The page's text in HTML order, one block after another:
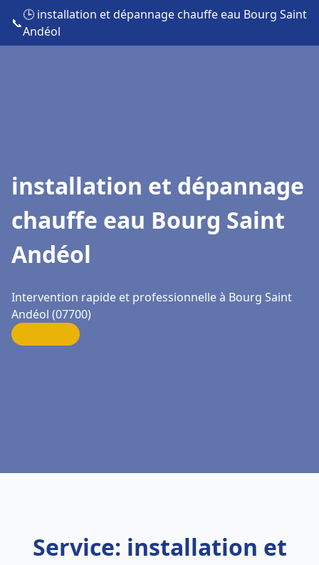
📞
🕒 installation et dépannage chauffe eau Bourg Saint
Andéol
installation et dépannage
chauffe eau Bourg Saint
Andéol
Intervention rapide et professionnelle à Bourg Saint
Andéol (07700)
Service: installation et